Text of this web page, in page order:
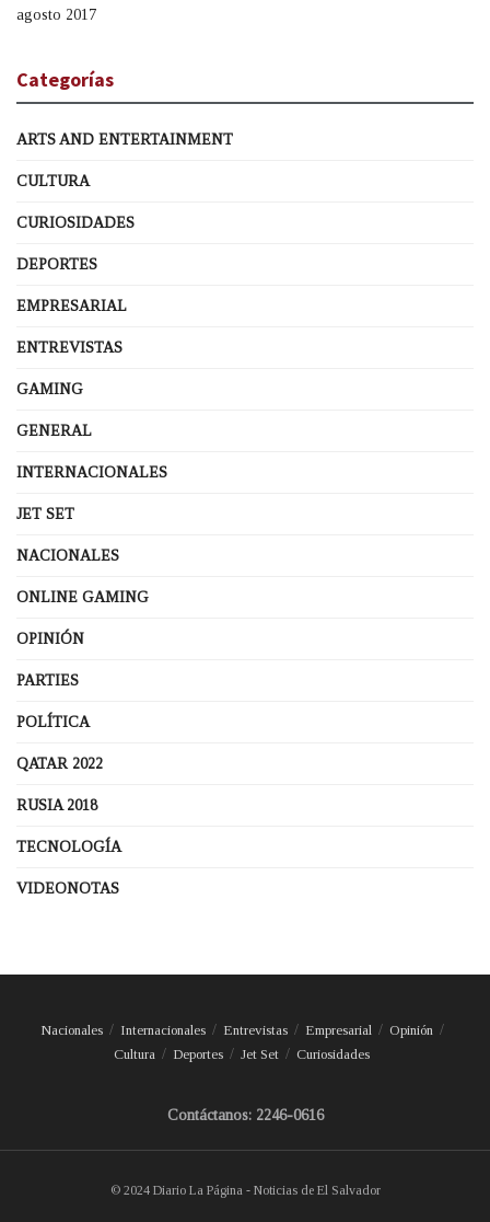
agosto 2017
Categorías
ARTS AND ENTERTAINMENT
CULTURA
CURIOSIDADES
DEPORTES
EMPRESARIAL
ENTREVISTAS
GAMING
GENERAL
INTERNACIONALES
JET SET
NACIONALES
ONLINE GAMING
OPINIÓN
PARTIES
POLÍTICA
QATAR 2022
RUSIA 2018
TECNOLOGÍA
VIDEONOTAS
Nacionales Internacionales Entrevistas Empresarial
Opinión
Cultura
Deportes Jet Set Curiosidades
Contáctanos: 2246-0616
© 2024 Diario La Página - Noticias de El Salvador